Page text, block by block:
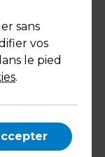
fil de
ovale
code
vos
sans
vos
le pied
.